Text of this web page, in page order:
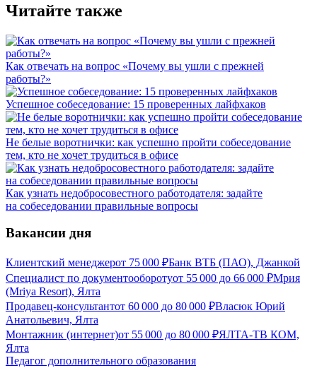
Читайте также
Как отвечать на вопрос «Почему вы ушли с прежней
работы?»
Успешное собеседование: 15 проверенных лайфхаков
Не белые воротнички: как успешно пройти собеседование
тем, кто не хочет трудиться в офисе
Как узнать недобросовестного работодателя: задайте
на собеседовании правильные вопросы
Вакансии дня
Клиентский менеджерот 75 000 ₽Банк ВТБ (ПАО), Джанкой
Специалист по документооборотуот 55 000 до 66 000 ₽Мрия
(Mriya Resort), Ялта
Продавец-консультантот 60 000 до 80 000 ₽Власюк Юрий
Анатольевич, Ялта
Монтажник (интернет)от 55 000 до 80 000 ₽ЯЛТА-ТВ КОМ,
Ялта
Педагог дополнительного образования